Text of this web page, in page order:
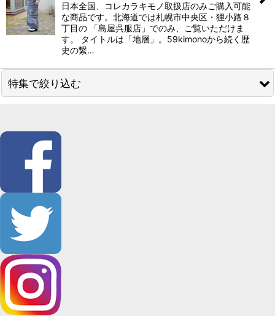
日本全国、コレカラキモノ取扱店のみご購入可能
な商品です。北海道では札幌市中央区・狸小路８
丁目の 「島屋呉服店」でのみ、ご覧いただけま
す。 タイトルは「地層」。59kimonoから続く歴
史の繋…
特集で絞り込む
59kimono／コレカラキモノ
単衣・袷用
男性用帯
長襦袢
羽織・コート